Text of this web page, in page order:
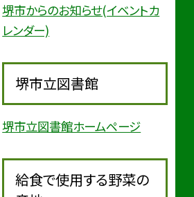
堺市からのお知らせ(イベントカ
レンダー)
堺市立図書館
堺市立図書館ホームページ
給食で使用する野菜の